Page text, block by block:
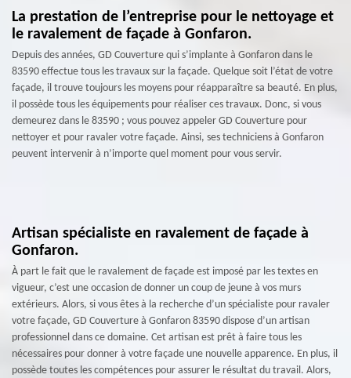
La prestation de l’entreprise pour le nettoyage et
le ravalement de façade à Gonfaron.
Depuis des années, GD Couverture qui s’implante à Gonfaron dans le
83590 effectue tous les travaux sur la façade. Quelque soit l’état de votre
façade, il trouve toujours les moyens pour réapparaître sa beauté. En plus,
il possède tous les équipements pour réaliser ces travaux. Donc, si vous
demeurez dans le 83590 ; vous pouvez appeler GD Couverture pour
nettoyer et pour ravaler votre façade. Ainsi, ses techniciens à Gonfaron
peuvent intervenir à n’importe quel moment pour vous servir.
Artisan spécialiste en ravalement de façade à
Gonfaron.
À part le fait que le ravalement de façade est imposé par les textes en
vigueur, c’est une occasion de donner un coup de jeune à vos murs
extérieurs. Alors, si vous êtes à la recherche d’un spécialiste pour ravaler
votre façade, GD Couverture à Gonfaron 83590 dispose d’un artisan
professionnel dans ce domaine. Cet artisan est prêt à faire tous les
nécessaires pour donner à votre façade une nouvelle apparence. En plus, il
possède toutes les compétences pour assurer le résultat du travail. Alors,